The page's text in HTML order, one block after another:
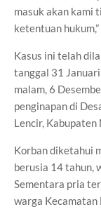
masuk akan kami
ketentuan
Kasus ini telah
tanggal 31
malam, 6
penginapan di
Lencir, Kabupaten
Korban diketahui
berusia 14 tahun,
Sementara pria
warga Kecamatan